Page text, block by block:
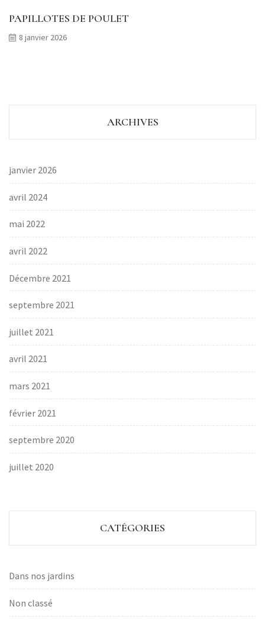
PAPILLOTES DE POULET
8 janvier 2026
ARCHIVES
janvier 2026
avril 2024
mai 2022
avril 2022
Décembre 2021
septembre 2021
juillet 2021
avril 2021
mars 2021
février 2021
septembre 2020
juillet 2020
CATÉGORIES
Dans nos jardins
Non classé